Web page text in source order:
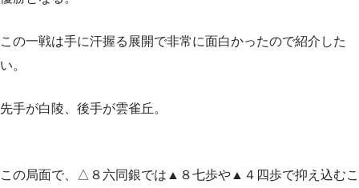
この一戦は手に汗握る展開で非常に面白かったので紹介した
い。
先手が白陵、後手が雲雀丘。
この局面で、△８六同銀では▲８七歩や▲４四歩で抑え込むこ